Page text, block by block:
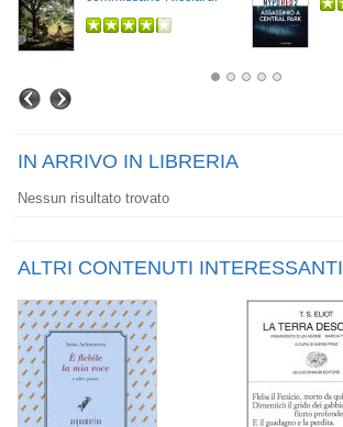
IN ARRIVO IN LIBRERIA
Nessun risultato trovato
ALTRI CONTENUTI INTERESSANTI